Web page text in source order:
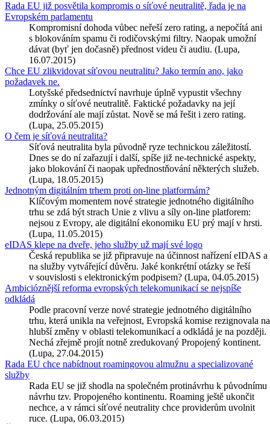
Rada EU již posvětila kompromis o síťové neutralitě, řada je na
Evropském parlamentu
Kompromisní dohoda vůbec neřeší zero rating, a nepočítá ani
s blokováním spamu či rodičovskými filtry. Naopak umožní
dávat (byť jen dočasně) přednost videu či audiu. (Lupa,
16.07.2015)
Chce EU zlikvidovat síťovou neutralitu? Jako termín ano, jako
požadavek ne.
Lotyšské předsednictví navrhuje úplně vypustit všechny
zmínky o síťové neutralitě. Faktické požadavky na její
dodržování ale mají zůstat. Nově se má řešit i zero rating.
(Lupa, 25.05.2015)
O čem je síťová neutralita?
Síťová neutralita byla původně ryze technickou záležitostí.
Dnes se do ní zařazují i další, spíše již ne-technické aspekty,
jako blokování či naopak upřednostňování některých služeb.
(Lupa, 18.05.2015)
Jednotným digitálním trhem proti on-line platformám?
Klíčovým momentem nové strategie jednotného digitálního
trhu se zdá být strach Unie z vlivu a síly on-line platforem:
nejsou z Evropy, ale digitální ekonomiku EU prý mají v hrsti.
(Lupa, 11.05.2015)
eIDAS klepe na dveře, jeho služby už mají své logo
Česká republika se již připravuje na účinnost nařízení eIDAS a
na služby vytvářející důvěru. Jaké konkrétní otázky se řeší
v souvislosti s elektronickým podpisem? (Lupa, 04.05.2015)
Ambicióznější reforma evropských telekomunikací se nejspíše
odkládá
Podle pracovní verze nové strategie jednotného digitálního
trhu, která unikla na veřejnost, Evropská komise rezignovala na
hlubší změny v oblasti telekomunikací a odkládá je na později.
Nechá zřejmě projít notně zredukovaný Propojený kontinent.
(Lupa, 27.04.2015)
Rada EU chce nabídnout roamingovou almužnu a specializované
služby
Rada EU se již shodla na společném protinávrhu k původnímu
návrhu tzv. Propojeného kontinentu. Roaming ještě ukončit
nechce, a v rámci síťové neutrality chce providerům uvolnit
ruce. (Lupa, 06.03.2015)